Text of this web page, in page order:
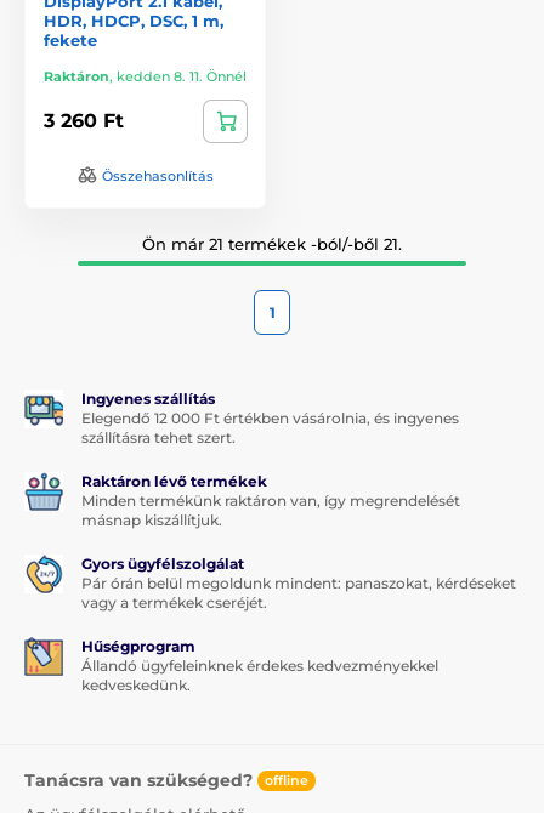
HDR, HDCP, DSC, 1 m,
fekete
Raktáron, kedden 8. 11. Önnél
3 260 Ft
Összehasonlítás
Ön már 21 termékek -ból/-ből 21.
1
Ingyenes szállítás
Elegendő 12 000 Ft értékben vásárolnia, és ingyenes
szállításra tehet szert.
Raktáron lévő termékek
Minden termékünk raktáron van, így megrendelését
másnap kiszállítjuk.
Gyors ügyfélszolgálat
Pár órán belül megoldunk mindent: panaszokat, kérdéseket
vagy a termékek cseréjét.
Hűségprogram
Állandó ügyfeleinknek érdekes kedvezményekkel
kedveskedünk.
Tanácsra van szükséged? offline